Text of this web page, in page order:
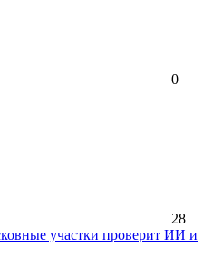
0
28
участки проверит ИИ и